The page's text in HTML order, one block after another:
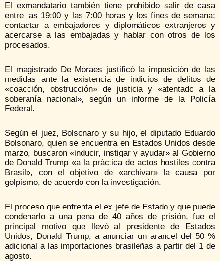
El exmandatario también tiene prohibido salir de casa
entre las 19:00 y las 7:00 horas y los fines de semana;
contactar a embajadores y diplomáticos extranjeros y
acercarse a las embajadas y hablar con otros de los
procesados.
El magistrado De Moraes justificó la imposición de las
medidas ante la existencia de indicios de delitos de
«coacción, obstrucción» de justicia y «atentado a la
soberanía nacional», según un informe de la Policía
Federal.
Según el juez, Bolsonaro y su hijo, el diputado Eduardo
Bolsonaro, quien se encuentra en Estados Unidos desde
marzo, buscaron «inducir, instigar y ayudar» al Gobierno
de Donald Trump «a la práctica de actos hostiles contra
Brasil», con el objetivo de «archivar» la causa por
golpismo, de acuerdo con la investigación.
El proceso que enfrenta el ex jefe de Estado y que puede
condenarlo a una pena de 40 años de prisión, fue el
principal motivo que llevó al presidente de Estados
Unidos, Donald Trump, a anunciar un arancel del 50 %
adicional a las importaciones brasileñas a partir del 1 de
agosto.